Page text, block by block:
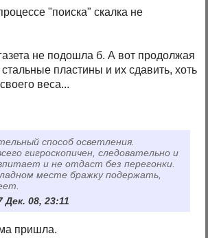
"поиска" скалка не
не подошла б. А вот продолжая
пластины и их сдавить, хоть
веса...
способ осветления.
гигроскопичен, следовательно и
и не отдаст без перегонки.
месте бражку подержать,
Дек. 08, 23:11
пришла.